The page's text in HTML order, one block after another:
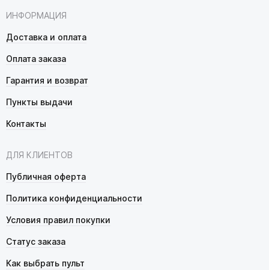
ИНФОРМАЦИЯ
Доставка и оплата
Оплата заказа
Гарантия и возврат
Пункты выдачи
Контакты
ДЛЯ КЛИЕНТОВ
Публичная оферта
Политика конфиденциальности
Условия правил покупки
Статус заказа
Как выбрать пульт